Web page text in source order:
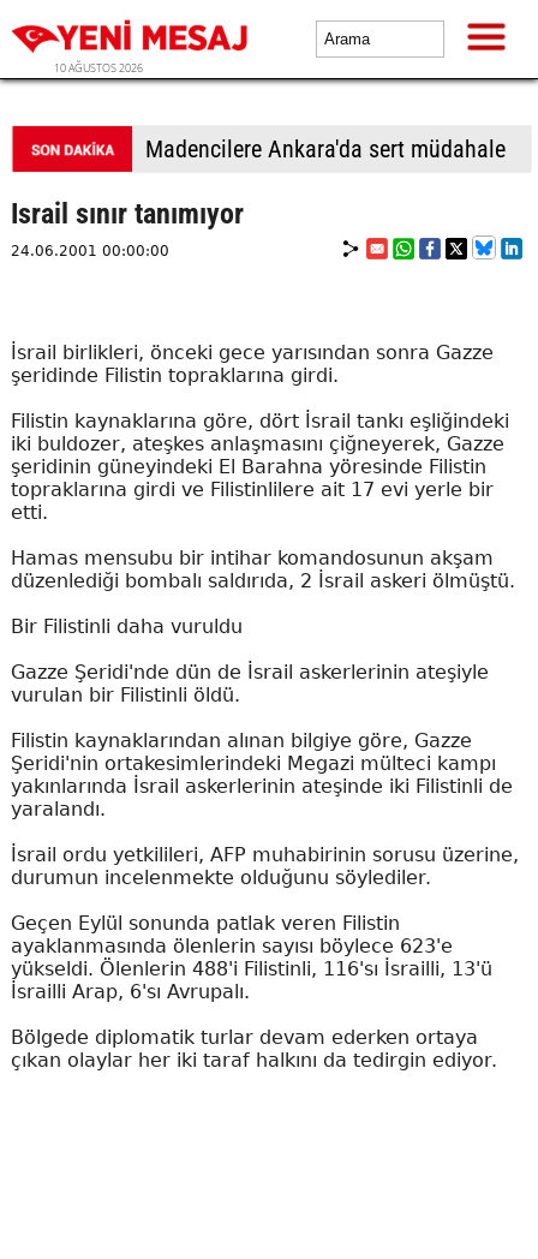
10 AĞUSTOS 2026
Madencilere Ankara'da sert müdahale
Israil sınır tanımıyor
24.06.2001 00:00:00
İsrail birlikleri, önceki gece yarısından sonra Gazze
şeridinde Filistin topraklarına girdi.
Filistin kaynaklarına göre, dört İsrail tankı eşliğindeki
iki buldozer, ateşkes anlaşmasını çiğneyerek, Gazze
şeridinin güneyindeki El Barahna yöresinde Filistin
topraklarına girdi ve Filistinlilere ait 17 evi yerle bir
etti.
Hamas mensubu bir intihar komandosunun akşam
düzenlediği bombalı saldırıda, 2 İsrail askeri ölmüştü.
Bir Filistinli daha vuruldu
Gazze Şeridi'nde dün de İsrail askerlerinin ateşiyle
vurulan bir Filistinli öldü.
Filistin kaynaklarından alınan bilgiye göre, Gazze
Şeridi'nin ortakesimlerindeki Megazi mülteci kampı
yakınlarında İsrail askerlerinin ateşinde iki Filistinli de
yaralandı.
İsrail ordu yetkilileri, AFP muhabirinin sorusu üzerine,
durumun incelenmekte olduğunu söylediler.
Geçen Eylül sonunda patlak veren Filistin
ayaklanmasında ölenlerin sayısı böylece 623'e
yükseldi. Ölenlerin 488'i Filistinli, 116'sı İsrailli, 13'ü
İsrailli Arap, 6'sı Avrupalı.
Bölgede diplomatik turlar devam ederken ortaya
çıkan olaylar her iki taraf halkını da tedirgin ediyor.